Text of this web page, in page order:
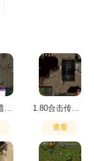
传奇暗黑遗迹之城攻略 1.80合击传奇什么组合厉害
查看